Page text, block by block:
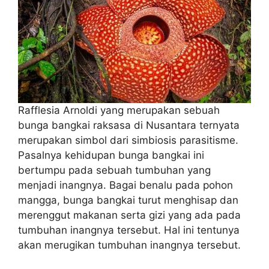
Rafflesia Arnoldi yang merupakan sebuah
bunga bangkai raksasa di Nusantara ternyata
merupakan simbol dari simbiosis parasitisme.
Pasalnya kehidupan bunga bangkai ini
bertumpu pada sebuah tumbuhan yang
menjadi inangnya. Bagai benalu pada pohon
mangga, bunga bangkai turut menghisap dan
merenggut makanan serta gizi yang ada pada
tumbuhan inangnya tersebut. Hal ini tentunya
akan merugikan tumbuhan inangnya tersebut.